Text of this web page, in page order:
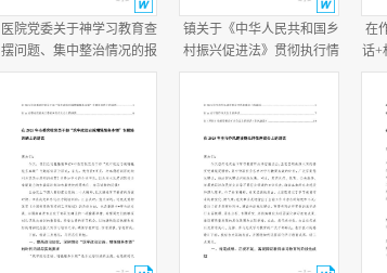
医院党委关于神学习教育查
摆问题、集中整治情况的报
告+医院学习教育总结报
镇关于《中华人民共和国乡
村振兴促进法》贯彻执行情
况的报告+乡党委书记任职两
报告.docx
在
话+